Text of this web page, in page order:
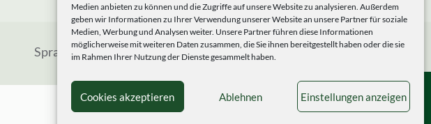
Medien anbieten zu können und die Zugriffe auf unsere Website zu analysieren. Außerdem
geben wir Informationen zu Ihrer Verwendung unserer Website an unsere Partner für soziale
Medien, Werbung und Analysen weiter. Unsere Partner führen diese Informationen
möglicherweise mit weiteren Daten zusammen, die Sie ihnen bereitgestellt haben oder die sie
im Rahmen Ihrer Nutzung der Dienste gesammelt haben.
Cookies akzeptieren Ablehnen Einstellungen anzeigen
Sprachen